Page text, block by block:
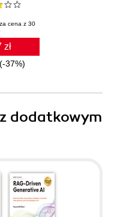
cena z 30
zł
(-37%)
dodatkowym